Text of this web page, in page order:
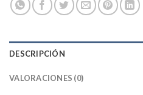
DESCRIPCIÓN
VALORACIONES (0)